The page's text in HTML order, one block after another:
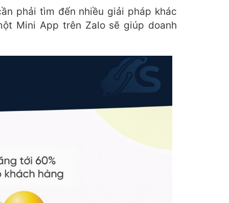
phải tìm đến nhiều giải pháp khác
Mini App trên Zalo sẽ giúp doanh